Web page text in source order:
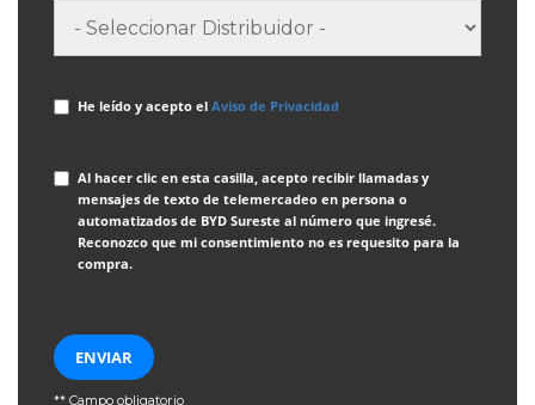
He leído y acepto el Aviso de Privacidad
Al hacer clic en esta casilla, acepto recibir llamadas y
mensajes de texto de telemercadeo en persona o
automatizados de BYD Sureste al número que ingresé.
Reconozco que mi consentimiento no es requesito para la
compra.
ENVIAR
** Campo obligatorio